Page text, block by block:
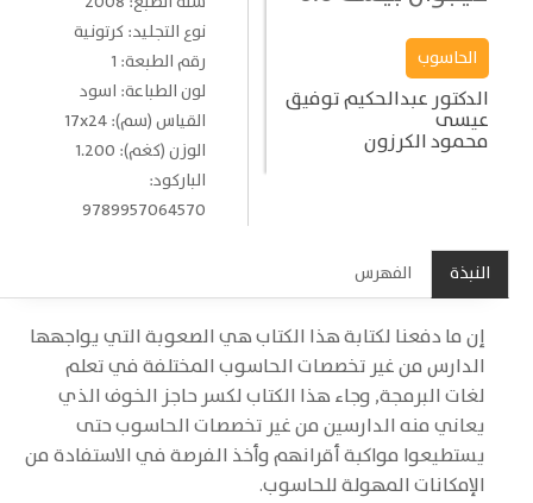
الحاسوب
الدكتور عبدالحكيم توفيق
عيسى
محمود الكرزون
نوع التجليد: كرتونية
رقم الطبعة: 1
لون الطباعة: اسود
القياس (سم): 17x24
الوزن (كغم): 1.200
الباركود:
9789957064570
النبذة الفهرس
إن ما دفعنا لكتابة هذا الكتاب هي الصعوبة التي يواجهها
الدارس من غير تخصصات الحاسوب المختلفة في تعلم
لغات البرمجة, وجاء هذا الكتاب لكسر حاجز الخوف الذي
يعاني منه الدارسين من غير تخصصات الحاسوب حتى
يستطيعوا مواكبة أقرانهم وأخذ الفرصة في الاستفادة من
الإمكانات المهولة للحاسوب.